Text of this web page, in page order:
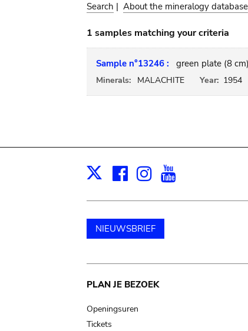
Search | About the mineralogy database
1 samples matching your criteria
Sample n°13246 : green plate (8
Minerals: MALACHITE Year: 1954
X Facebook
Instagram
NIEUWSBRIEF
Main
navigation
PLAN JE BEZOEK
Openingsuren
Tickets